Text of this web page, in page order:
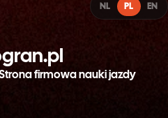
NL PL EN
gran.pl
firmowa nauki jazdy